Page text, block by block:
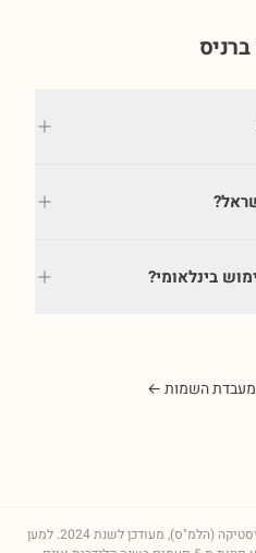
ברניס
בינלאומי?
השמות ←
(הלמ"ס), מעודכן לשנת2024. למען